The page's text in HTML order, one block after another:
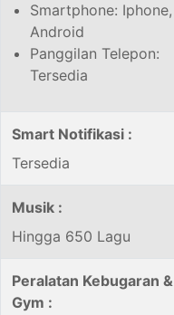
Smartphone: Iphone,
Android
Panggilan Telepon:
Tersedia
Smart Notifikasi :
Tersedia
Musik :
Hingga 650 Lagu
Peralatan Kebugaran &
Gym :